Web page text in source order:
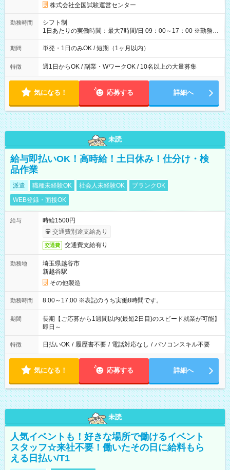
円の場合あり ・国家試験 7:00～13:30（休憩なし） 時給1,300
円（役割手当＋100円）×6時間＝日収8,400円＋交通費 【試用期
間】試用期間なし
株式会社全国試験運営センター
勤務時間
シフト制
1日あたりの実働時間：最大7時間/日 09：00～17：00 ※勤務時
間は 試験により異なります。
期間 単発・1日のみOK / 短期（1ヶ月以内）
特徴 週1日からOK / 副業・WワークOK / 10名以上の大量募集
気になる！ 応募する 詳細へ
未読
給与即払いOK！高時給！土日休み！仕分け・検
品作業
派遣 職種未経験OK 社会人未経験OK
ブランクOK
WEB登録・面接OK
給与
時給1500円
交通費別途支給あり
交通費 交通費支給有り
勤務地
埼玉県越谷市
新越谷駅
その他製造
勤務時間 8:00～17:00 ※表記のうち実働8時間です。
期間
長期【ご応募から1週間以内(最短2日目)のスピード就業が可能】
即日～
特徴 日払いOK / 履歴書不要 / 電話対応なし / パソコンスキル不要
気になる！ 応募する 詳細へ
未読
人気イベントも！好きな場所で働けるイベント
スタッフ☆来社不要！働いたその日に給料もら
える日払い/T1